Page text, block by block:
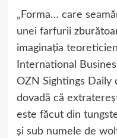
„Forma… care
unei farfurii
imaginația
International
OZN Sightings Daily
dovadă că
este făcut din
și sub numele de